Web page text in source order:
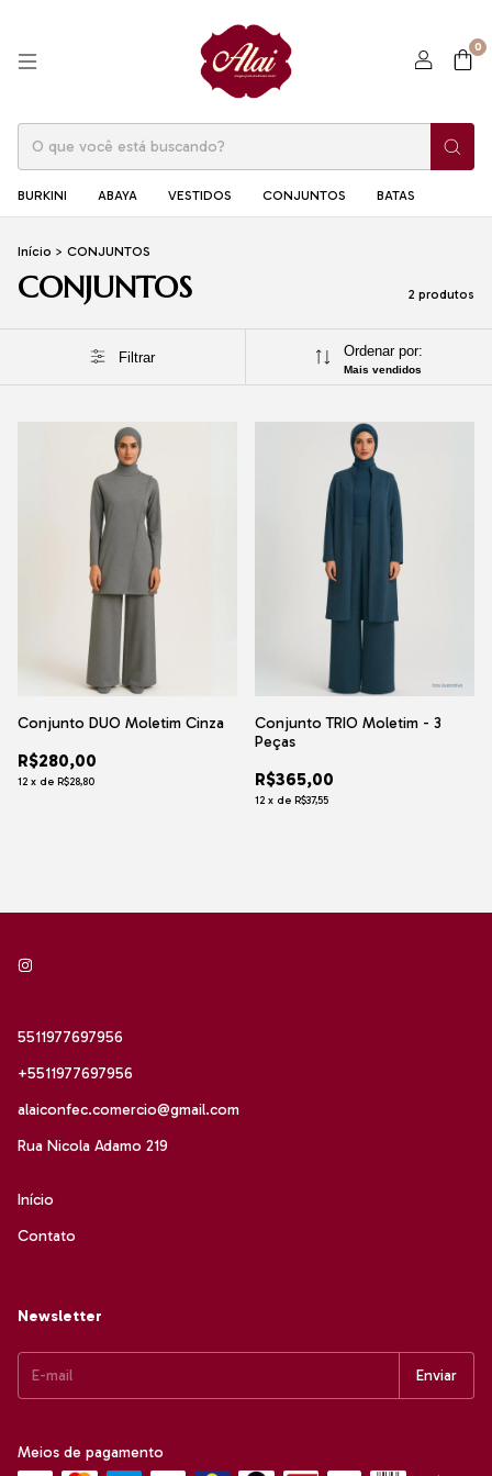
0
BURKINI ABAYA VESTIDOS CONJUNTOS BATAS
Início > CONJUNTOS
CONJUNTOS 2 produtos
Filtrar Ordenar por:
Mais vendidos
Conjunto DUO Moletim Cinza
R$280,00
12 x de R$28,80
Conjunto TRIO Moletim - 3
Peças
R$365,00
12 x de R$37,55
5511977697956
+5511977697956
alaiconfec.comercio@gmail.com
Rua Nicola Adamo 219
Início
Contato
Newsletter
Meios de pagamento